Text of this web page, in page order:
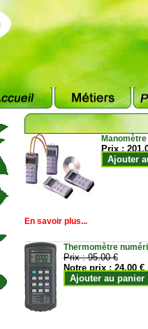
Prix :
Ajouter
En savoir plus...
Thermomètre
Prix :95.00 €
Notre prix :24.00 €
Ajouter au panier